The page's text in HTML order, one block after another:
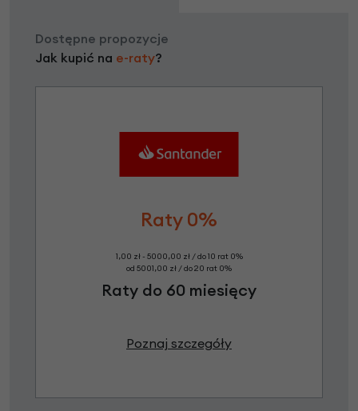
Dostępne propozycje
Jak kupić na e-raty?
Raty 0%
1,00 zł - 5000,00 zł / do 10 rat 0%
od 5001,00 zł / do 20 rat 0%
Raty do 60 miesięcy
Poznaj szczegóły